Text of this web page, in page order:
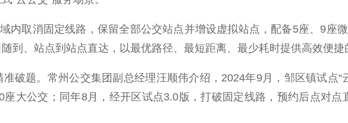
取消固定线路，保留全部公交站点并增设虚拟站点，配备5座、9座
到、站点到站点直达，以最优路径、最短距离、最少耗时提供高效便捷
题。常州公交集团副总经理汪顺伟介绍，2024年9月，邹区镇试点“
座大公交；同年8月，经开区试点3.0版，打破固定线路，预约后点对